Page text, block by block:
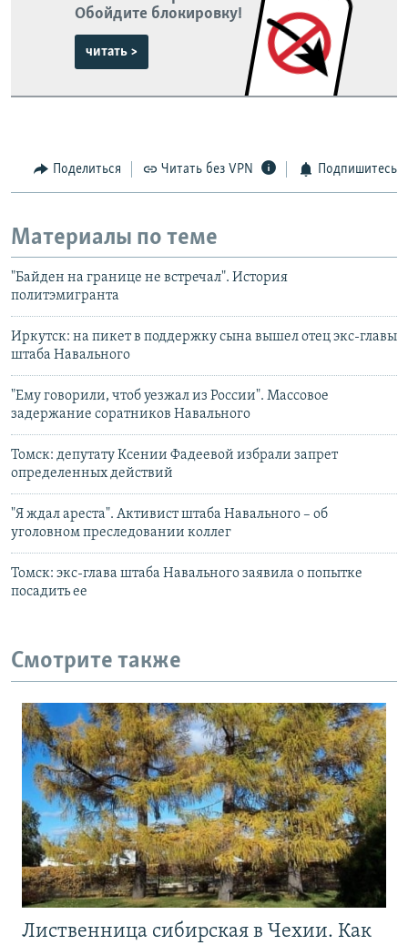
Обойдите блокировку!
читать >
Поделиться Читать без VPN Подпишитесь
Материалы по теме
"Байден на границе не встречал". История
политэмигранта
Иркутск: на пикет в поддержку сына вышел отец экс-главы
штаба Навального
"Ему говорили, чтоб уезжал из России". Массовое
задержание соратников Навального
Томск: депутату Ксении Фадеевой избрали запрет
определенных действий
"Я ждал ареста". Активист штаба Навального – об
уголовном преследовании коллег
Томск: экс-глава штаба Навального заявила о попытке
посадить ее
Смотрите также
Лиственница сибирская в Чехии. Как